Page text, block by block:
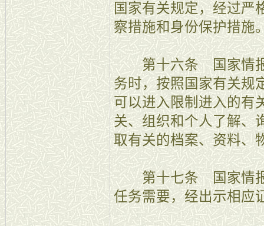
国家有关规定，经过严
察措施和身份保护措施
第十六条 国家情报
务时，按照国家有关规
可以进入限制进入的有
关、组织和个人了解、
取有关的档案、资料、
第十七条 国家情报
任务需要，经出示相应